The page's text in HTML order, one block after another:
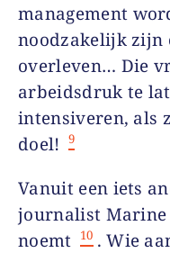
management
noodzakelijk zijn
overleven… Die
arbeidsdruk te
intensiveren, als
doel!
9
Vanuit een iets
journalist Marine
noemt
10 . Wie